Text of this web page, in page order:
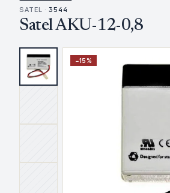
SATEL · 3544
Satel AKU-12-0,8
−15%